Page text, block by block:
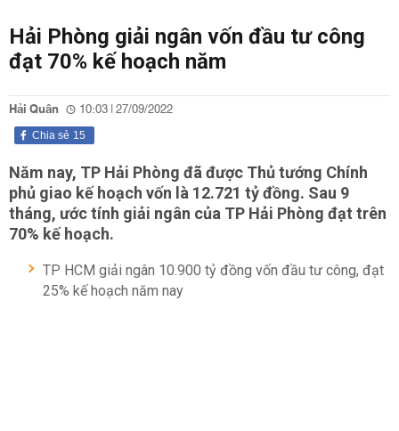
Hải Phòng giải ngân vốn đầu tư công
đạt 70% kế hoạch năm
Hải Quân 10:03 | 27/09/2022
15
Chia sẻ
Năm nay, TP Hải Phòng đã được Thủ tướng Chính
phủ giao kế hoạch vốn là 12.721 tỷ đồng. Sau 9
tháng, ước tính giải ngân của TP Hải Phòng đạt trên
70% kế hoạch.
TP HCM giải ngân 10.900 tỷ đồng vốn đầu tư công, đạt
25% kế hoạch năm nay